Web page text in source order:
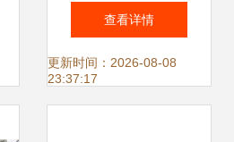
业未来的钥匙——
《典型案例集》技
查看详情
更新时间：2026-08-08
23:37:17